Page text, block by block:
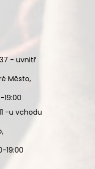
- uvnitř
Město,
19:00
-u vchodu
19:00